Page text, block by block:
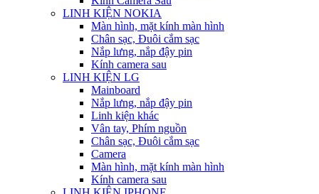
LINH KIỆN NOKIA
Màn hình, mặt kính màn hình
Chân sạc, Đuôi cắm sạc
Nắp lưng, nắp đậy pin
Kính camera sau
LINH KIỆN LG
Mainboard
Nắp lưng, nắp đậy pin
Linh kiện khác
Vân tay, Phím nguồn
Chân sạc, Đuôi cắm sạc
Camera
Màn hình, mặt kính màn hình
Kính camera sau